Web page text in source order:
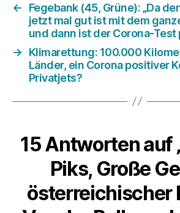
←
Fegebank (45, Grüne): „Da
jetzt mal gut ist mit dem
und dann ist der Corona-Test
→
Klimarettung: 100.000
Länder, ein Corona positiver
Privatjets?
15 Antworten auf
Piks, Große
österreichischer